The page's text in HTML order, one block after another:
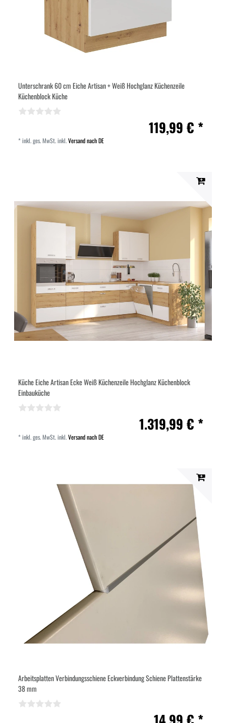
Unterschrank 60 cm Eiche Artisan + Weiß Hochglanz Küchenzeile
Küchenblock Küche
119,99 € *
*inkl. ges. MwSt.inkl.Versand nach DE
Küche Eiche Artisan Ecke Weiß Küchenzeile Hochglanz Küchenblock
Einbauküche
1.319,99 € *
*inkl. ges. MwSt.inkl.Versand nach DE
Arbeitsplatten Verbindungsschiene Eckverbindung Schiene Plattenstärke
38 mm